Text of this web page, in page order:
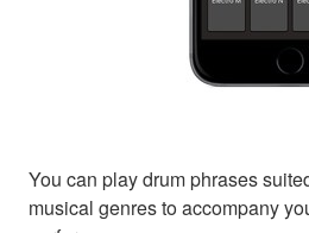
You can play drum phrases
musical genres to accompany